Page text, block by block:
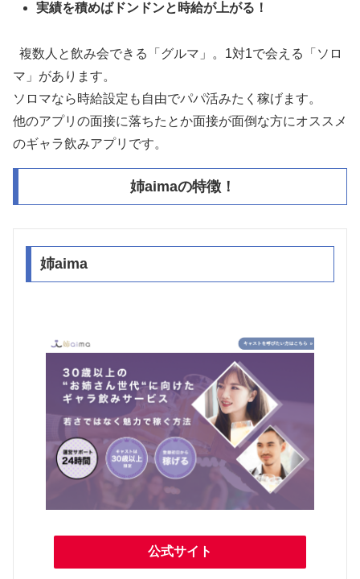
実績を積めばドンドンと時給が上がる！
複数人と飲み会できる「グルマ」。1対1で会える「ソロ
マ」があります。
ソロマなら時給設定も自由でパパ活みたく稼げます。
他のアプリの面接に落ちたとか面接が面倒な方にオススメ
のギャラ飲みアプリです。
姉aimaの特徴！
姉aima
公式サイト